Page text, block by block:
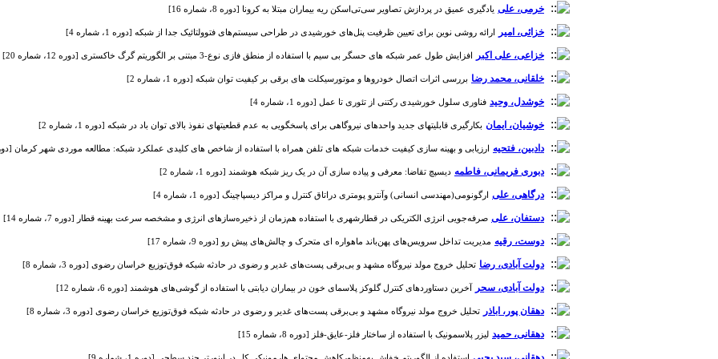
خرمی، علی یادگیری عمیق در پردازش تصاویر سی‌تی‌اسکن ریه بیماران مبتلا به کرونا [دوره 8، شماره 16]
خزائی، امیر ارائه روشی نوین برای تعیین ظرفیت پنل‌های خورشیدی در طراحی سیستم‌های فتوولتائیک جدا از شبکه [دوره 1، شماره 4]
خزاعی، علی اکبر افزایش طول عمر شبکه های حسگر بی سیم با استفاده از منطق فازی نوع-3 مبتنی بر الگوریتم گرگ خاکستری [دوره 12، شماره 20]
خلقانی، محمد رضا بررسی اثرات اتصال خودروها و موتورسیکلت های برقی بر کیفیت توان شبکه [دوره 1، شماره 2]
خوشدل، وحید فناوری سلول خورشیدی رکتنی از تئوری تا عمل [دوره 1، شماره 4]
خوشیان، ایمان بکارگیری قابلیتهای جدید واحدهای نیروگاهی برای پاسخگویی به عدم قطعیتهای نفوذ بالای توان باد در شبکه [دوره 1، شماره 2]
دادبین، فتحیه ارزیابی و بهینه سازی کیفیت خدمات شبکه های تلفن همراه با استفاده از شاخص های کلیدی عملکرد شبکه: مطالعه موردی شهر کرمان [دوره 3، شماره
دبوری فریمانی، فاطمه دیسپچ تقاضا: معرفی و پیاده سازی آن در یک ریز شبکه هوشمند [دوره 1، شماره 2]
درگاهی، علی ارگونومی(مهندسی انسانی) وآنترو پومتری دراتاق کنترل و مراکز دیسپاچینگ [دوره 1، شماره 4]
دستفان، علی صرفه‌جویی انرژی الکتریکی در قطارشهری با استفاده هم‌زمان از ذخیره‌سازهای انرژی و مشخصه سرعت بهینه قطار [دوره 7، شماره 14]
دوست، رقیه مدیریت تداخل سرویس‌های پهن‌باند ماهواره ‌ای متحرک و چالش‌های پیش رو [دوره 9، شماره 17]
دولت آبادی، رضا تحلیل خروج مولد نیروگاه مشهد و بی‌برقی پست‌های غدیر و رضوی در حادثه شبکه فوق‌توزیع خراسان رضوی [دوره 3، شماره 8]
دولت آبادی، سحر آخرین دستاوردهای کنترل گلوکز پلاسمای خون در بیماران دیابتی با استفاده از گوشی‌های هوشمند [دوره 6، شماره 12]
دهقان پور، اباذر تحلیل خروج مولد نیروگاه مشهد و بی‌برقی پست‌های غدیر و رضوی در حادثه شبکه فوق‌توزیع خراسان رضوی [دوره 3، شماره 8]
دهقانی، حمید لیزر پلاسمونیک با استفاده از ساختار فلز-عایق-فلز [دوره 8، شماره 15]